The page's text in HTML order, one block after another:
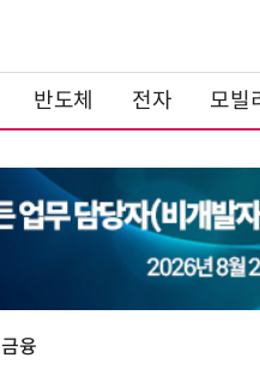
반도체 전자 모빌
금융